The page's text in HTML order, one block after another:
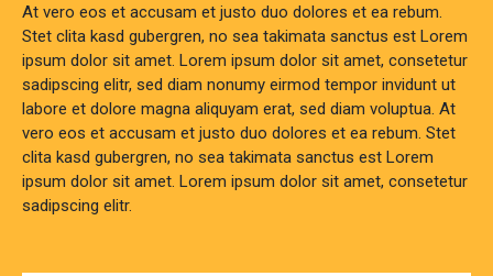
At vero eos et accusam et justo duo dolores et ea rebum.
Stet clita kasd gubergren, no sea takimata sanctus est Lorem
ipsum dolor sit amet. Lorem ipsum dolor sit amet, consetetur
sadipscing elitr, sed diam nonumy eirmod tempor invidunt ut
labore et dolore magna aliquyam erat, sed diam voluptua. At
vero eos et accusam et justo duo dolores et ea rebum. Stet
clita kasd gubergren, no sea takimata sanctus est Lorem
ipsum dolor sit amet. Lorem ipsum dolor sit amet, consetetur
sadipscing elitr.